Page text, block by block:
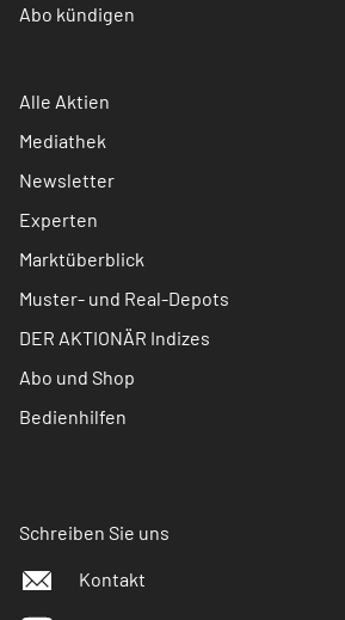
Abo kündigen
Alle Aktien
Mediathek
Newsletter
Experten
Marktüberblick
Muster- und Real-Depots
DER AKTIONÄR Indizes
Abo und Shop
Bedienhilfen
Schreiben Sie uns
Kontakt